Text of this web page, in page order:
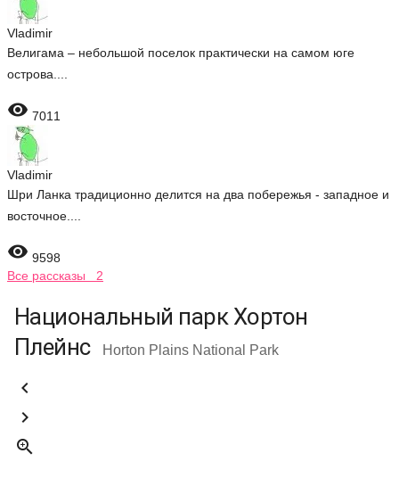
Vladimir
Велигама – небольшой поселок практически на самом юге
острова....
 7011
Vladimir
Шри Ланка традиционно делится на два побережья - западное и
восточное....
 9598
Все рассказы 2
Национальный парк Хортон
Плейнс
Horton Plains National Park


